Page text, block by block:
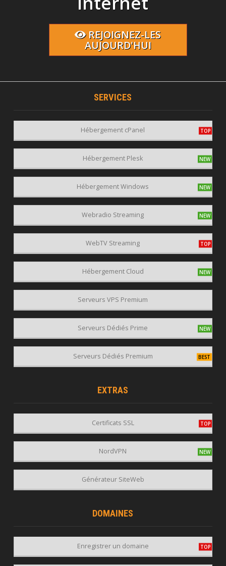
REJOIGNEZ-LES
AUJOURD'HUI
SERVICES
Hébergement cPanel
Hébergement Plesk
Hébergement Windows
Webradio Streaming
WebTV Streaming
Hébergement Cloud
Serveurs VPS Premium
Serveurs Dédiés Prime
Serveurs Dédiés Premium
EXTRAS
Certificats SSL
Générateur SiteWeb
NordVPN
DOMAINES
Enregistrer un domaine